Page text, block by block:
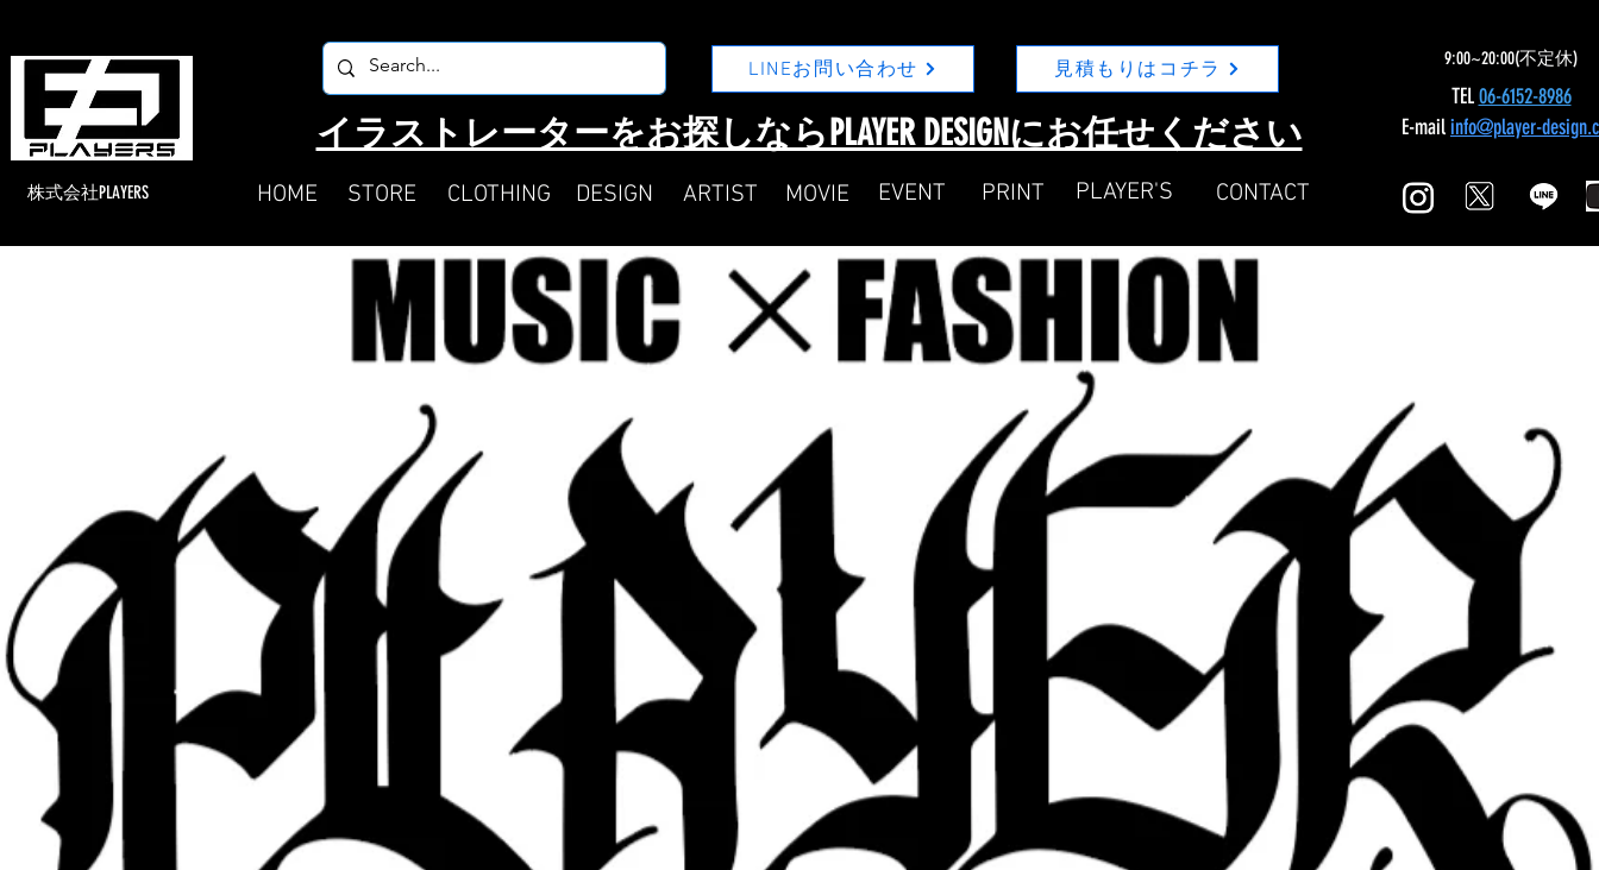
​株式会社PLAYERS
LINEお問い合わせ 見積もりはコチラ 9:00~20:00(不定休)
TEL06-6152-8986
​イラストレーターをお探しならPLAYER DESIGNにお任せください
HOME STORE CLOTHING DESIGN ARTIST MOVIE​ ​PRINT ​CONTACT
E-mailinfo@player-
​PLAYER'S
​EVENT